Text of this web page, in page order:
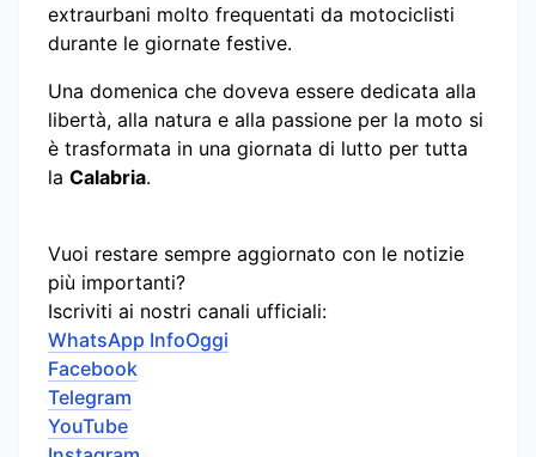
extraurbani molto frequentati da motociclisti
durante le giornate festive.
Una domenica che doveva essere dedicata alla
libertà, alla natura e alla passione per la moto si
è trasformata in una giornata di lutto per tutta
la Calabria.
Vuoi restare sempre aggiornato con le notizie
più importanti?
Iscriviti ai nostri canali ufficiali:
WhatsApp InfoOggi
Facebook
Telegram
YouTube